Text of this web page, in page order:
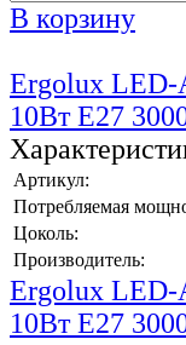
В корзину
Ergolux LED-
10Вт E27
Артикул:
Потребляемая
Цоколь:
Производитель:
Ergolux LED-
10Вт E27